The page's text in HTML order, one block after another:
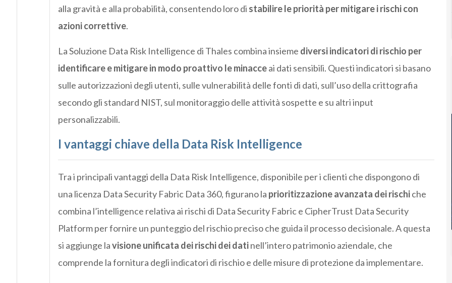
alla gravità e alla probabilità, consentendo loro di stabilire le priorità per mitigare i rischi con
azioni correttive.
La Soluzione Data Risk Intelligence di Thales combina insieme diversi indicatori di rischio per
identificare e mitigare in modo proattivo le minacceai dati sensibili. Questi indicatori si basano
sulle autorizzazioni degli utenti, sulle vulnerabilità delle fonti di dati, sull’uso della crittografia
secondo gli standard NIST, sul monitoraggio delle attività sospette e su altri input
personalizzabili.
I vantaggi chiave della Data Risk Intelligence
Tra i principali vantaggi della Data Risk Intelligence, disponibile per i clienti che dispongono di
una licenza Data Security Fabric Data 360, figurano la prioritizzazione avanzata dei rischiche
combina l’intelligence relativa ai rischi di Data Security Fabric e CipherTrust Data Security
Platform per fornire un punteggio del rischio preciso che guida il processo decisionale. A questa
si aggiunge lavisione unificata dei rischi dei datinell’intero patrimonio aziendale, che
comprende la fornitura degli indicatori di rischio e delle misure di protezione da implementare.